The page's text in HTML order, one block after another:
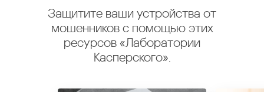
Защитите ваши устройства от
мошенников с помощью этих
ресурсов «Лаборатории
Касперского».